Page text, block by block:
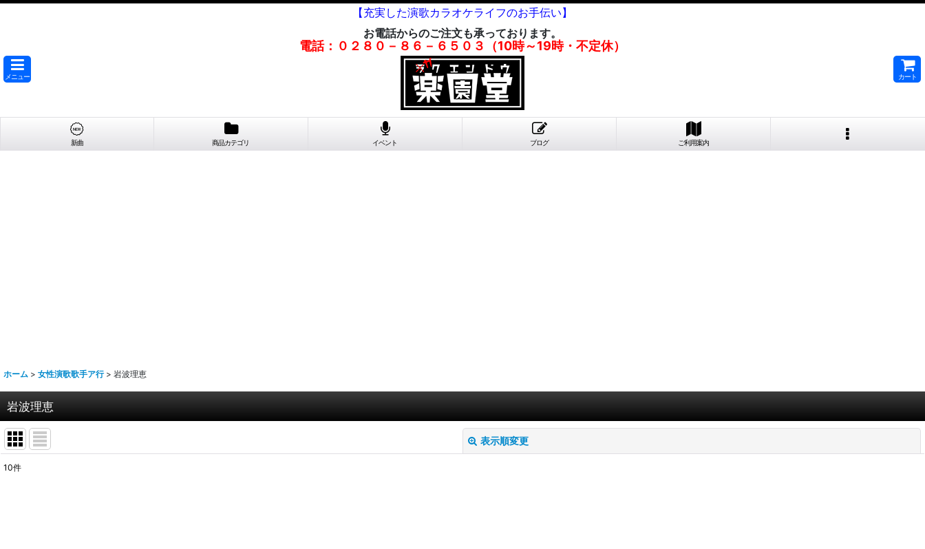
【充実した演歌カラオケライフのお手伝い】
お電話からのご注文も承っております。
電話：０２８０－８６－６５０３（10時～19時・不定休）
メニュー カート
新曲 商品カテゴリ イベント ブログ ご利用案内
ホーム > 女性演歌歌手ア行 > 岩波理恵
岩波理恵
表示順変更
10件